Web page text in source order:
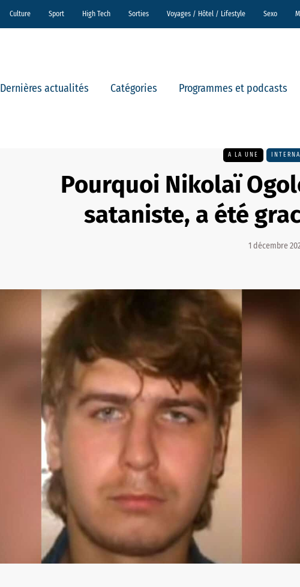
Culture Sport High Tech Sorties Voyages / Hôtel / Lifestyle Sexo
Dernières actualités Catégories Programmes et podcasts
A LA UNE
Pourquoi Nikolaï
sataniste, a été
1 décembre